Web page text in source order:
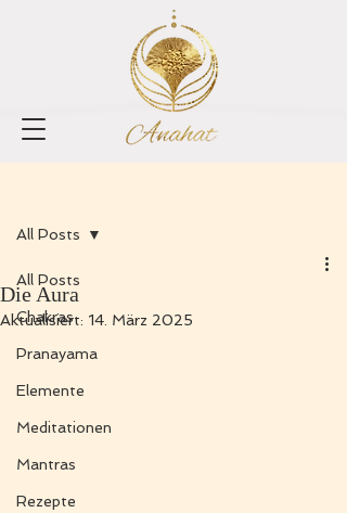
All Posts
Chakras
Pranayama
Elemente
Meditationen
Mantras
Rezepte
All Posts
Die Aura
Aktualisiert: 14. März 2025